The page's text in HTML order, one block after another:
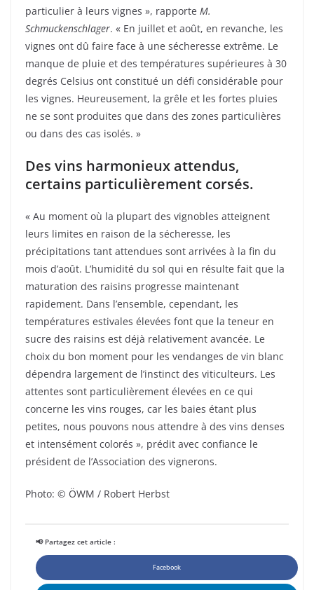
particulier à leurs vignes », rapporte M.
Schmuckenschlager. « En juillet et août, en revanche, les
vignes ont dû faire face à une sécheresse extrême. Le
manque de pluie et des températures supérieures à 30
degrés Celsius ont constitué un défi considérable pour
les vignes. Heureusement, la grêle et les fortes pluies
ne se sont produites que dans des zones particulières
ou dans des cas isolés. »
Des vins harmonieux attendus,
certains particulièrement corsés.
« Au moment où la plupart des vignobles atteignent
leurs limites en raison de la sécheresse, les
précipitations tant attendues sont arrivées à la fin du
mois d’août. L’humidité du sol qui en résulte fait que la
maturation des raisins progresse maintenant
rapidement. Dans l’ensemble, cependant, les
températures estivales élevées font que la teneur en
sucre des raisins est déjà relativement avancée. Le
choix du bon moment pour les vendanges de vin blanc
dépendra largement de l’instinct des viticulteurs. Les
attentes sont particulièrement élevées en ce qui
concerne les vins rouges, car les baies étant plus
petites, nous pouvons nous attendre à des vins denses
et intensément colorés », prédit avec confiance le
président de l’Association des vignerons.
Photo: © ÖWM / Robert Herbst
📢 Partagez cet article :
Facebook